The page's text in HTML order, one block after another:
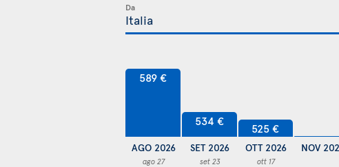
Da
589 €
AGO 2026
ago 27
534 €
SET 2026
set 23
525 €
OTT 2026
ott 17
NOV